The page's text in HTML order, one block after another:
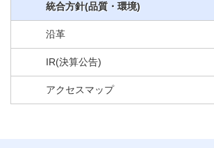
統合方針(品質・環境)
沿革
IR(決算公告)
アクセスマップ